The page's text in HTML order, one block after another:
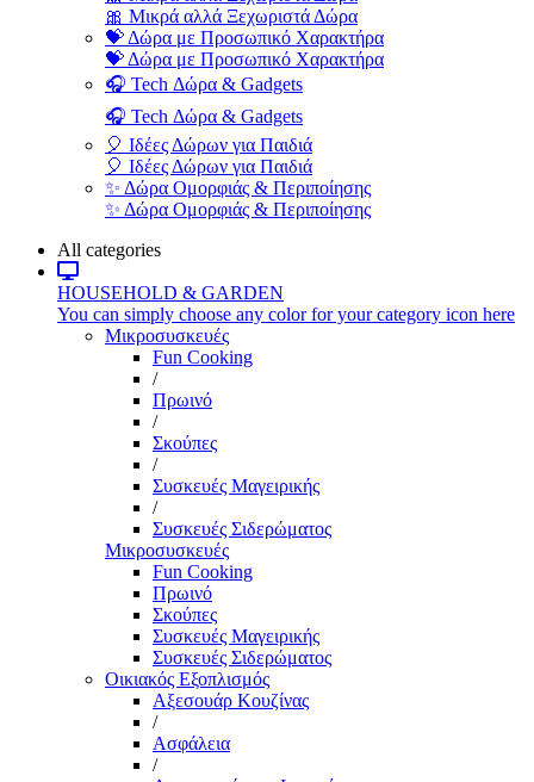
🎀 Μικρά αλλά Ξεχωριστά Δώρα
💝 Δώρα με Προσωπικό Χαρακτήρα
💝 Δώρα με Προσωπικό Χαρακτήρα
🎧 Tech Δώρα & Gadgets
🎧 Tech Δώρα & Gadgets
🎈 Ιδέες Δώρων για Παιδιά
🎈 Ιδέες Δώρων για Παιδιά
✨ Δώρα Ομορφιάς & Περιποίησης
✨ Δώρα Ομορφιάς & Περιποίησης
All categories
HOUSEHOLD & GARDEN
You can simply choose any color for your category icon here
Μικροσυσκευές
Fun Cooking
/
Πρωινό
/
Σκούπες
/
Συσκευές Μαγειρικής
/
Συσκευές Σιδερώματος
Μικροσυσκευές
Fun Cooking
Πρωινό
Σκούπες
Συσκευές Μαγειρικής
Συσκευές Σιδερώματος
Οικιακός Εξοπλισμός
Αξεσουάρ Κουζίνας
/
Ασφάλεια
/